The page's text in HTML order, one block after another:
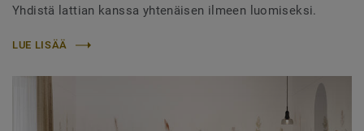
Yhdistä lattian kanssa yhtenäisen ilmeen luomiseksi.
LUE LISÄÄ